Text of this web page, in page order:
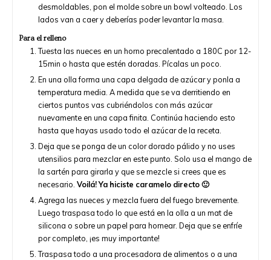
desmoldables, pon el molde sobre un bowl volteado. Los
lados van a caer y deberías poder levantar la masa.
Para el relleno
Tuesta las nueces en un horno precalentado a 180C por 12-
15min o hasta que estén doradas. Pícalas un poco.
En una olla forma una capa delgada de azúcar y ponla a
temperatura media. A medida que se va derritiendo en
ciertos puntos vas cubriéndolos con más azúcar
nuevamente en una capa finita. Continúa haciendo esto
hasta que hayas usado todo el azúcar de la receta.
Deja que se ponga de un color dorado pálido y no uses
utensilios para mezclar en este punto. Solo usa el mango de
la sartén para girarla y que se mezcle si crees que es
necesario. Voilá! Ya hiciste caramelo directo 🙂
Agrega las nueces y mezcla fuera del fuego brevemente.
Luego traspasa todo lo que está en la olla a un mat de
silicona o sobre un papel para hornear. Deja que se enfríe
por completo, ¡es muy importante!
Traspasa todo a una procesadora de alimentos o a una